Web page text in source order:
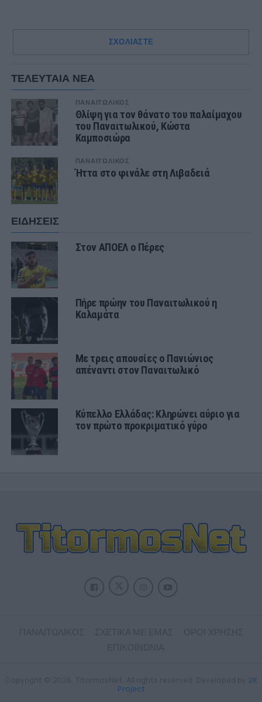
ΣΧΟΛΙΑΣΤΕ
ΤΕΛΕΥΤΑΙΑ ΝΕΑ
ΠΑΝΑΙΤΩΛΙΚΟΣ
Θλίψη για τον θάνατο του παλαίμαχου
του Παναιτωλικού, Κώστα
Καμποσιώρα
ΠΑΝΑΙΤΩΛΙΚΟΣ
Ήττα στο φινάλε στη Λιβαδειά
ΕΙΔΗΣΕΙΣ
Στον ΑΠΟΕΛ ο Πέρες
Πήρε πρώην του Παναιτωλικού η
Καλαμάτα
Με τρεις απουσίες ο Πανιώνιος
απέναντι στον Παναιτωλικό
Κύπελλο Ελλάδας: Κληρώνει αύριο για
τον πρώτο προκριματικό γύρο
2K
Project